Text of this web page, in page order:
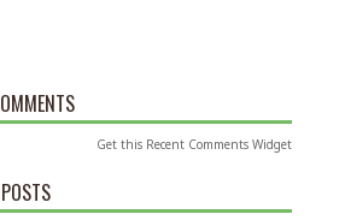
Get this Recent Comments Widget